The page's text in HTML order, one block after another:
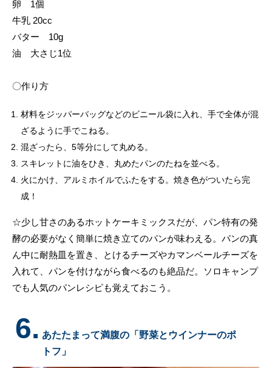
卵 1個
牛乳 20cc
バター 10g
油 大さじ1位
〇作り方
材料をジッパーバッグなどのビニール袋に入れ、手で全体が混
ざるように手でこねる。
混ざったら、5等分にして丸める。
スキレットに油をひき、丸めたパンのたねを並べる。
火にかけ、アルミホイルでふたをする。焼き色がついたら完
成！
☆少し甘さのあるホットケーキミックスだが、パン特有の発
酵の必要がなく簡単に焼き立てのパンが味わえる。パンの真
ん中に耐熱皿を置き、とけるチーズやカマンベールチーズを
入れて、パンを付けながら食べるのも絶品だ。ソロキャンプ
でも人気のパンレシピも覚えておこう。
6. あたたまって満腹の「野菜とウインナーのポ
トフ」